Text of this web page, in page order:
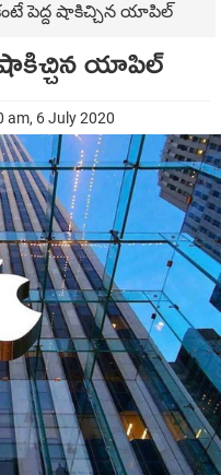
పెద్ద షాకిచ్చిన యాపిల్
యాపిల్
am, 6 July 2020